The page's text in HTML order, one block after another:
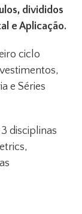
divididos
e Aplicação.
ciclo
e Séries
disciplinas